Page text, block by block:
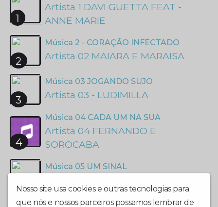
1
Artista 1 DAVI GUETTA FEAT -
ANNE MARIE
2
Música 2 - CORAÇÃO INFECTADO
Artista 02 MAIARA E MARAISA
3
Música 03 JOGANDO SUJO
Artista 03 - LUDIMILLA
4
Música 04 CADA UM NA SUA
Artista 04 FERNANDO E
SOROCABA
5
Música 05 UM SINAL
Nosso site usa cookies e outras tecnologias para
que nós e nossos parceiros possamos lembrar de